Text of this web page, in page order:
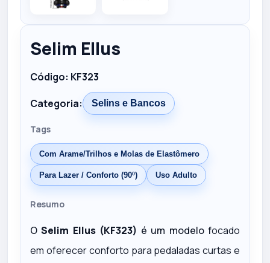
Selim Ellus
Código: KF323
Categoria:
Selins e Bancos
Tags
Com Arame/Trilhos e Molas de Elastômero
Para Lazer / Conforto (90º) Uso Adulto
Resumo
OSelim Ellus (KF323) é um modelo focado
em oferecer conforto para pedaladas curtas e